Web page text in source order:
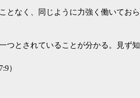
となく、同じように力強く働いておら
つとされていることが分かる。見ず知
）